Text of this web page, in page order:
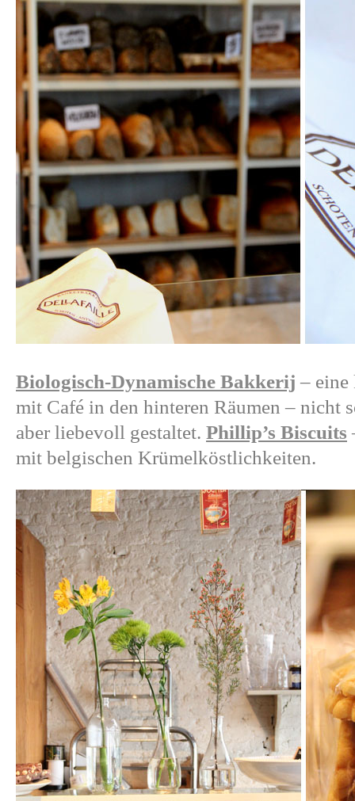
Biologisch-Dynamische Bakkerij – eine
mit Café in den hinteren Räumen – nicht
aber liebevoll gestaltet. Phillip’s Biscuits
mit belgischen Krümelköstlichkeiten.